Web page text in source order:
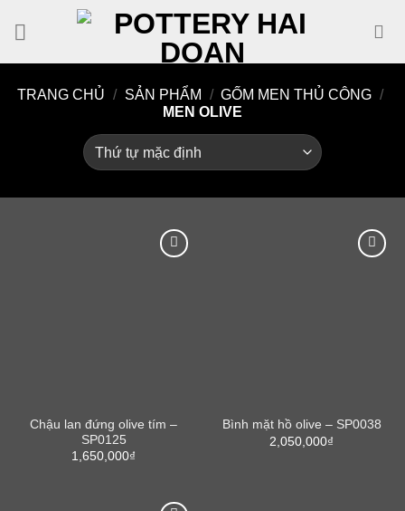
TRANG CHỦ / SẢN PHẨM / GỐM MEN THỦ CÔNG /
MEN OLIVE
Chậu lan đứng olive tím –
SP0125
1,650,000₫
Bình mặt hồ olive – SP0038
2,050,000₫